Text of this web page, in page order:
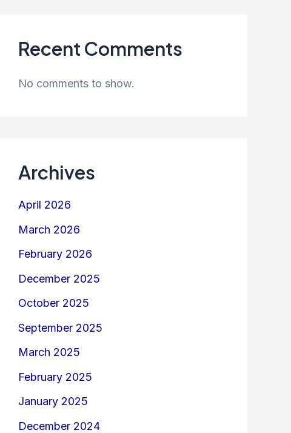
Recent Comments
No comments to show.
Archives
April 2026
March 2026
February 2026
December 2025
October 2025
September 2025
March 2025
February 2025
January 2025
December 2024